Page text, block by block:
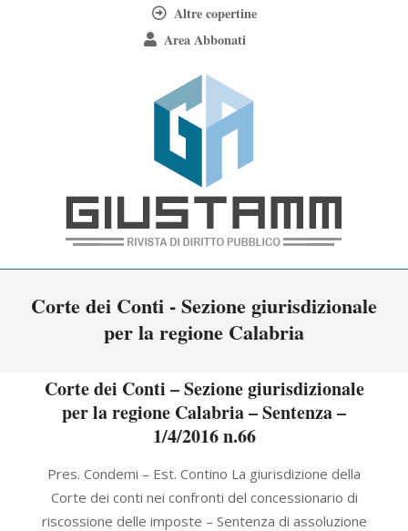
Altre copertine
Area Abbonati
Giustamm
Navigation
Corte dei Conti - Sezione giurisdizionale
per la regione Calabria
Corte dei Conti – Sezione giurisdizionale
per la regione Calabria – Sentenza –
1/4/2016 n.66
04-
01
Pres. Condemi – Est. Contino La giurisdizione della
Corte dei conti nei confronti del concessionario di
riscossione delle imposte – Sentenza di assoluzione